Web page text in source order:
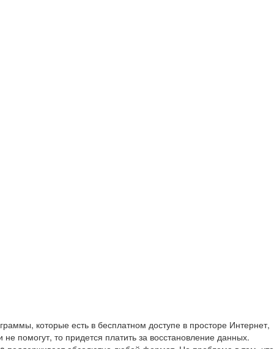
которые есть в бесплатном доступе в просторе Интернет,
помогут, то придется платить за восстановление данных.